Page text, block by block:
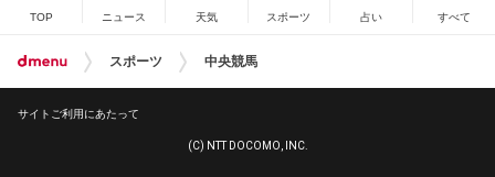
TOP ニュース 天気 スポーツ 占い すべて
スポーツ 中央競馬
サイトご利用にあたって
(C) NTT DOCOMO, INC.